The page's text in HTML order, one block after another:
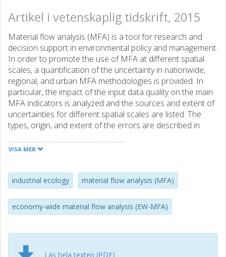
Artikel i vetenskaplig tidskrift, 2015
Material flow analysis (MFA) is a tool for research and
decision support in environmental policy and management.
In order to promote the use of MFA at different spatial
scales, a quantification of the uncertainty in nationwide,
regional, and urban MFA methodologies is provided. In
particular, the impact of the input data quality on the main
MFA indicators is analyzed and the sources and extent of
uncertainties for different spatial scales are listed. The
types, origin, and extent of the errors are described in
evaluated. By introducing a novel approach to account
the development of a standardized method to account for
the uncertainty in MFA studies. This study uses the time
series of MFA data for 1996-2011 at three spatial
scalesnationwide (Sweden), regional (the Stockholm
Malmo)to determine how propagation of measurement
errors affects the MFA results. The following MFA
VISA MER
industrial ecology material flow analysis (MFA)
economy-wide material flow analysis (EW-MFA)
Läs hela texten (PDF)